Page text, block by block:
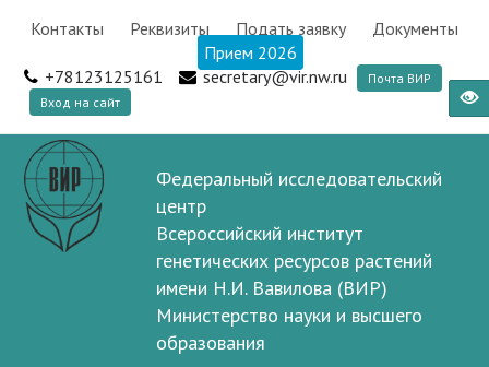
Контакты Реквизиты Подать заявку
Документы
Прием 2026
+78123125161
secretary@vir.nw.ru
Почта ВИР
Вход на сайт
Федеральный исследовательский
центр
Всероссийский институт
генетических ресурсов растений
имени Н.И. Вавилова (ВИР)
Министерство науки и высшего
образования